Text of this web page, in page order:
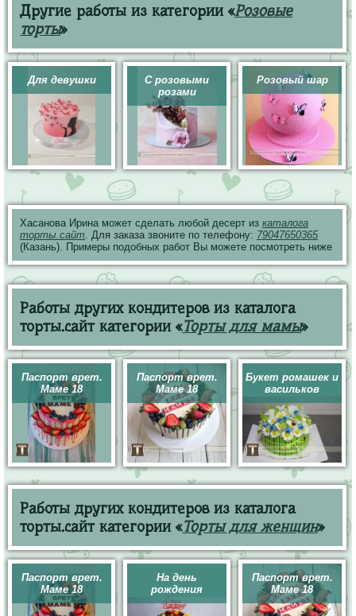
Другие работы из категории «Розовые
торты»
Для девушки
С розовыми
розами
Розовый шар
Хасанова Ирина может сделать любой десерт из каталога
торты.сайт . Для заказа звоните по телефону: 79047650365
(Казань). Примеры подобных работ Вы можете посмотреть ниже
Работы других кондитеров из каталога
торты.сайт категории «Торты для мамы»
Паспорт врет.
Маме 18
Паспорт врет.
Маме 18
Букет ромашек и
васильков
Работы других кондитеров из каталога
торты.сайт категории «Торты для женщин»
Паспорт врет.
Маме 18
На день
рождения
Паспорт врет.
Маме 18